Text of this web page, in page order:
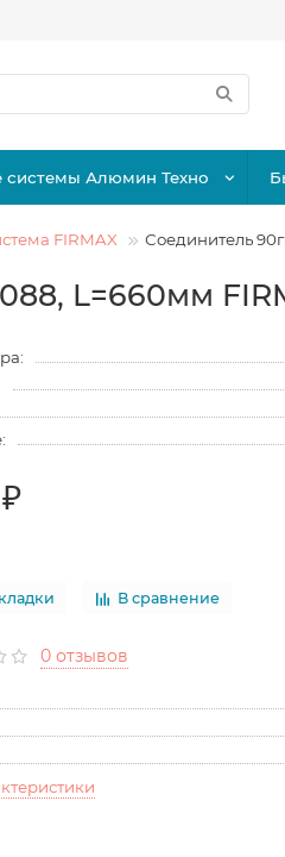
Алюмин Техно
FIRMAX Соединитель
L=660мм
В сравнение
0 отзывов